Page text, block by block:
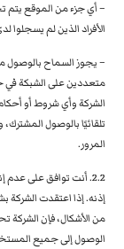
– أي جزء من الموقع يتم
الأفراد الذين لم
– يجوز السماح
متعددين على الشبكة في
الشركة وأي شروط أو أحكام
تلقائيًا بالوصول
المرور.
2.2. أنت توافق على
إذنه. إذا اعتقدت
من الأشكال، فإن الشركة